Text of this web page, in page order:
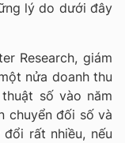
lý do dưới đây
Research, giám
nửa doanh thu
số vào năm
chuyển đối số và
rất nhiều, nếu